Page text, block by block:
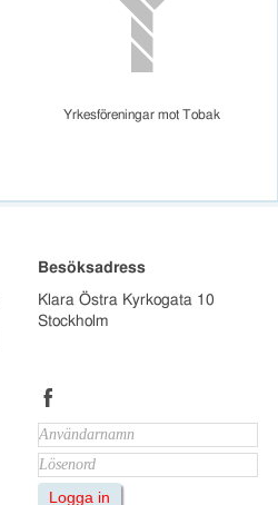
Yrkesföreningar mot Tobak
Besöksadress
Klara Östra Kyrkogata 10
Stockholm
b